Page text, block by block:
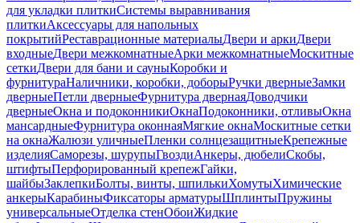
для укладки плиткиСистемы выравнивания
плиткиАксессуары для напольных
покрытийРеставрационные материалыДвери и аркиДвери
входныеДвери межкомнатныеАрки межкомнатныеМоскитные
сеткиДвери для бани и сауныКоробки и
фурнитураНаличники, коробки, доборыРучки дверныеЗамки
дверныеПетли дверныеФурнитура двернаяДоводчики
дверныеОкна и подоконникиОкнаПодоконники, отливыОкна
мансардныеФурнитура оконнаяМягкие окнаМоскитные сетки
на окнаЖалюзи уличныеПленки солнцезащитныеКрепежные
изделияСаморезы, шурупыГвоздиАнкеры, дюбелиСкобы,
штифтыПерфорированный крепежГайки,
шайбыЗаклепкиБолты, винты, шпилькиХомутыХимические
анкерыКарабиныФиксаторы арматурыШплинтыПружины
универсальныеОтделка стенОбоиЖидкие